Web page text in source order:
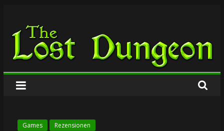
springen
The
Lost
Dungeon
Games Rezensionen